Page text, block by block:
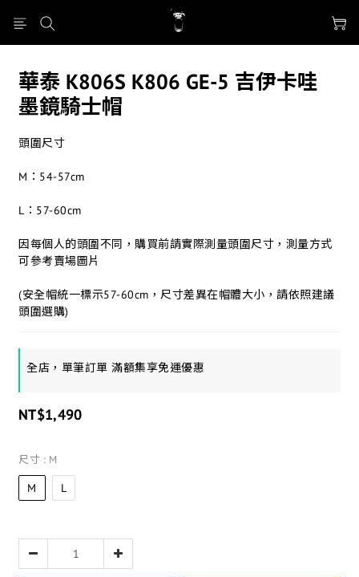
華泰 K806S K806 GE-5 吉伊卡哇
墨鏡騎士帽
頭圍尺寸
M：54-57cm
L：57-60cm
因每個人的頭圍不同，購買前請實際測量頭圍尺寸，測量方式
可參考賣場圖片
(安全帽統一標示57-60cm，尺寸差異在帽體大小，請依照建議
頭圍選購)
全店，單筆訂單 滿額集享免運優惠
NT$1,490
尺寸 : M
M L